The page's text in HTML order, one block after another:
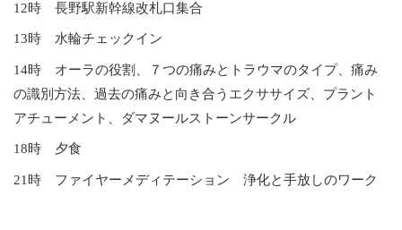
12時 長野駅新幹線改札口集合
13時 水輪チェックイン
14時 オーラの役割、７つの痛みとトラウマのタイプ、痛み
の識別方法、過去の痛みと向き合うエクササイズ、プラント
アチューメント、ダマヌールストーンサークル
18時 夕食
21時 ファイヤーメディテーション 浄化と手放しのワーク